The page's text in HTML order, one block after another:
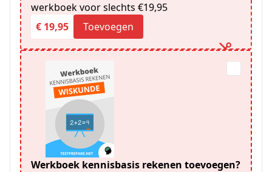
werkboek voor slechts €19,95
€ 19,95
Toevoegen
Werkboek kennisbasis rekenen toevoegen?